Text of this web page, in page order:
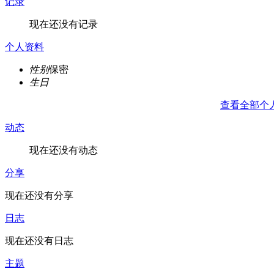
现在还没有记录
个人资料
性别保密
生日
查看全部个
动态
现在还没有动态
分享
现在还没有分享
日志
现在还没有日志
主题